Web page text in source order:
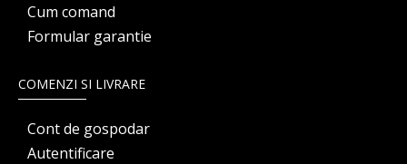
Cum comand
Formular garantie
COMENZI SI LIVRARE
Cont de gospodar
Autentificare